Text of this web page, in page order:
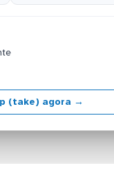
(take) agora →